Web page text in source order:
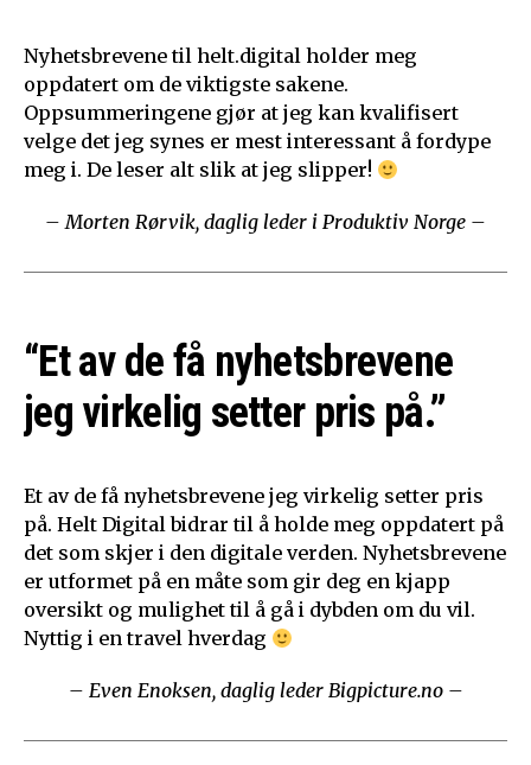
Nyhetsbrevene til helt.digital holder meg
oppdatert om de viktigste sakene.
Oppsummeringene gjør at jeg kan kvalifisert
velge det jeg synes er mest interessant å fordype
meg i. De leser alt slik at jeg slipper!
– Morten Rørvik, daglig leder i Produktiv Norge –
“Et av de få nyhetsbrevene
jeg virkelig setter pris på.”
Et av de få nyhetsbrevene jeg virkelig setter pris
på. Helt Digital bidrar til å holde meg oppdatert på
det som skjer i den digitale verden. Nyhetsbrevene
er utformet på en måte som gir deg en kjapp
oversikt og mulighet til å gå i dybden om du vil.
Nyttig i en travel hverdag
– Even Enoksen, daglig leder Bigpicture.no –